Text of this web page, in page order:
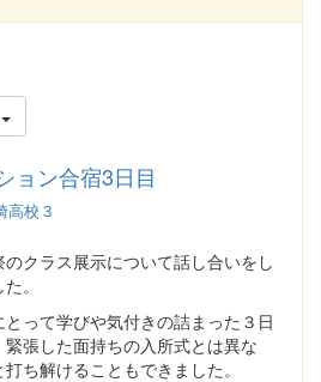
ョン合宿3日目
高校３
クラス展示について話し合いをし
。
って学びや気付きの詰まった３日
張した面持ちの入所式とは異な
ち解けることもできました。